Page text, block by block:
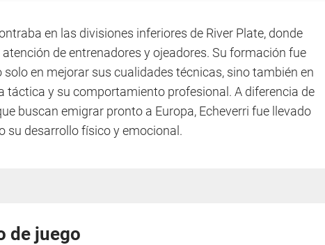
en las divisiones inferiores de River Plate, donde
de entrenadores y ojeadores. Su formación fue
en mejorar sus cualidades técnicas, sino también en
táctica y su comportamiento profesional. A diferencia de
buscan emigrar pronto a Europa, Echeverri fue llevado
su desarrollo físico y emocional.
de juego